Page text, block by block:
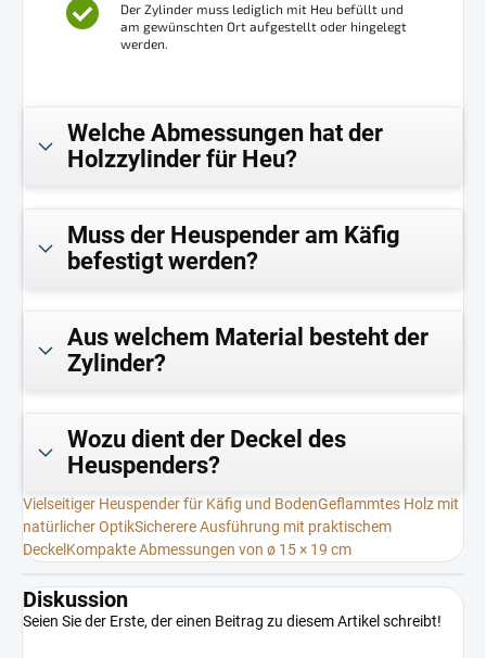
Der Zylinder muss lediglich mit Heu befüllt und
am gewünschten Ort aufgestellt oder hingelegt
werden.
Welche Abmessungen hat der
Holzzylinder für Heu?
Muss der Heuspender am Käfig
befestigt werden?
Aus welchem Material besteht der
Zylinder?
Wozu dient der Deckel des
Heuspenders?
Vielseitiger Heuspender für Käfig und BodenGeflammtes Holz mit
natürlicher OptikSicherere Ausführung mit praktischem
Deckel Kompakte Abmessungen von ø 15 × 19 cm
Diskussion
Seien Sie der Erste, der einen Beitrag zu diesem Artikel schreibt!